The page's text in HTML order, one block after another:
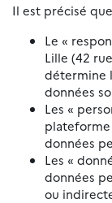
Il est précisé
Le «
Lille (42
détermine
données
Les «
plateforme
données
Les «
données
ou